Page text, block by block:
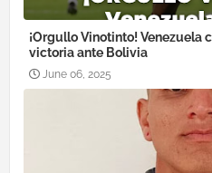
¡Orgullo Vinotinto! Venezuela
victoria ante Bolivia
June 06, 2025